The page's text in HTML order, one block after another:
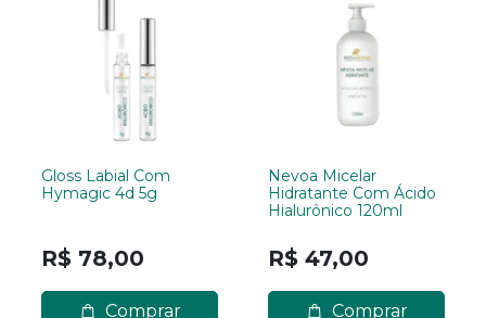
Gloss Labial Com
Hymagic 4d 5g
R$ 78,00
Comprar
Nevoa Micelar
Hidratante Com Ácido
Hialurônico 120ml
R$ 47,00
Comprar